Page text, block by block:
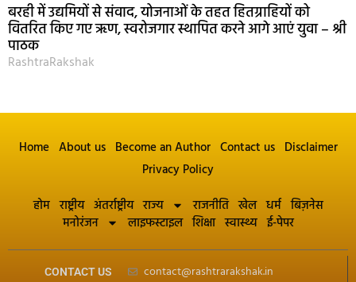
बरही में उद्यमियों से संवाद, योजनाओं के तहत हितग्राहियों को
वितरित किए गए ऋण, स्वरोजगार स्थापित करने आगे आएं युवा – श्री
पाठक
RashtraRakshak
Home About us Become an Author Contact us Disclaimer
Privacy Policy
होम राष्ट्रीय अंतर्राष्ट्रीय राज्य राजनीति खेल धर्म बिज़नेस
मनोरंजन
लाइफस्टाइल शिक्षा स्वास्थ्य ई-पेपर
CONTACT US contact@rashtrarakshak.in